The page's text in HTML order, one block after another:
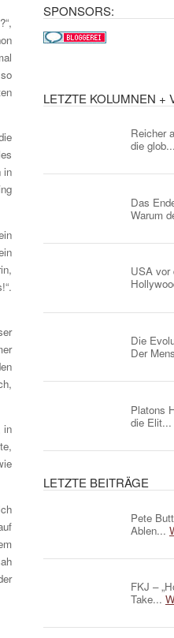
in
in
SPONSORS:
LETZTE KOLUMNEN +
Reicher
die glob...
Das
Warum
USA vor
Die
Der
Platons
die Elit...
LETZTE BEITRÄGE
Pete
Ablen...
FKJ –
Take...